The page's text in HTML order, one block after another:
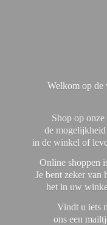
Welkom op de
Shop op
de
in de winkel of
Online shoppen
Je bent zeker van
het in uw
Vindt u iets
ons een